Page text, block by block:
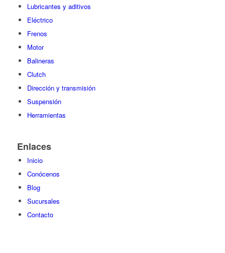
Lubricantes y aditivos
Eléctrico
Frenos
Motor
Balineras
Clutch
Dirección y transmisión
Suspensión
Herramientas
Enlaces
Inicio
Conócenos
Blog
Sucursales
Contacto